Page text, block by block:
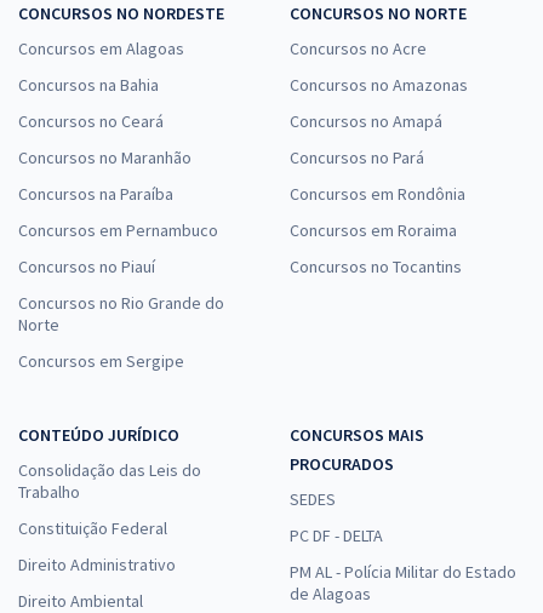
CONCURSOS NO NORDESTE
Concursos em Alagoas
Concursos na Bahia
Concursos no Ceará
Concursos no Maranhão
Concursos na Paraíba
Concursos em Pernambuco
Concursos no Piauí
Concursos no Rio Grande do
Norte
Concursos em Sergipe
CONCURSOS NO NORTE
Concursos no Acre
Concursos no Amazonas
Concursos no Amapá
Concursos no Pará
Concursos em Rondônia
Concursos em Roraima
Concursos no Tocantins
CONTEÚDO JURÍDICO
Consolidação das Leis do
Trabalho
Constituição Federal
Direito Administrativo
Direito Ambiental
CONCURSOS MAIS
PROCURADOS
SEDES
PC DF - DELTA
PM AL - Polícia Militar do Estado
de Alagoas